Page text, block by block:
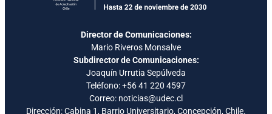
Director de Comunicaciones:
Mario Riveros Monsalve
Subdirector de Comunicaciones:
Joaquín Urrutia Sepúlveda
Teléfono:+56 41 220 4597
Correo: noticias@udec.cl
Dirección: Cabina 1, Barrio Universitario, Concepción, Chile.